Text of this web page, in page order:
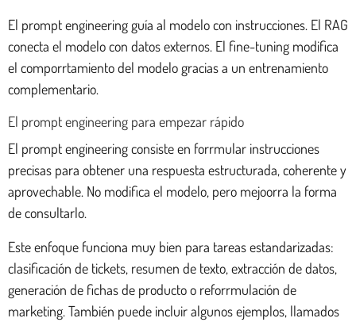
El prompt engineering guía al modelo con instrucciones. El RAG
conecta el modelo con datos externos. El fine-tuning modifica
el comporrtamiento del modelo gracias a un entrenamiento
complementario.
El prompt engineering para empezar rápido
El prompt engineering consiste en forrmular instrucciones
precisas para obtener una respuesta estructurada, coherente y
aprovechable. No modifica el modelo, pero mejoorra la forma
de consultarlo.
Este enfoque funciona muy bien para tareas estandarizadas:
clasificación de tickets, resumen de texto, extracción de datos,
generación de fichas de producto o reforrmulación de
marketing. También puede incluir algunos ejemplos, llamados